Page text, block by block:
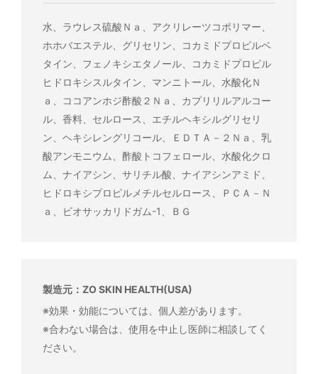
水、ラウレス硫酸Ｎａ、アクリレーツコポリマー、
ホホバエステル、グリセリン、コカミドプロピルベ
タイン、フェノキシエタノール、コカミドプロピル
ヒドロキシスルタイン、マンニトール、水酸化Ｎ
ａ、ココアンホジ酢酸２Ｎａ、カプリリルアルコー
ル、香料、セルロース、エチルヘキシルグリセリ
ン、ヘキシレングリコール、ＥＤＴＡ－２Ｎａ、乳
酸アンモニウム、酢酸トコフェロール、水酸化クロ
ム、ナイアシン、サリチル酸、ナイアシンアミド、
ヒドロキシプロピルメチルセルロース、ＰＣＡ－Ｎ
ａ、ビオサッカリドガム-1、ＢＧ
製造元：ZO SKIN HEALTH(USA)
※効果・効能については、個人差があります。
※合わない場合は、使用を中止し医師に相談してく
ださい。